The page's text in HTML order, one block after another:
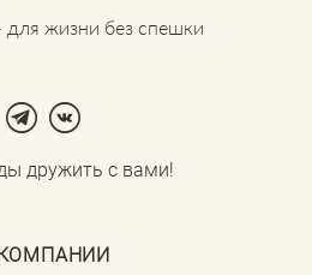
для жизни без спешки
дружить с вами!